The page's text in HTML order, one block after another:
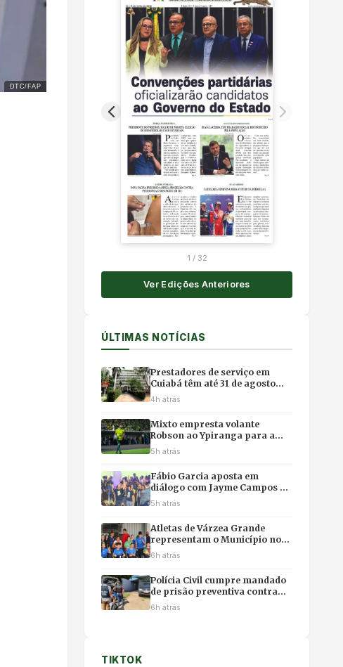
DTC/FAP
1 / 32
Ver Edições Anteriores
ÚLTIMAS NOTÍCIAS
Prestadores de serviço em
Cuiabá têm até 31 de agosto
para migrar para o emissor
4h atrás
Mixto empresta volante
Robson ao Ypiranga para a
reta final da Série C, mas
5h atrás
Fábio Garcia aposta em
diálogo com Jayme Campos e
Podemos para fortalecer
5h atrás
Atletas de Várzea Grande
representam o Município nos
Jogos Paralímpicos Escolares
6h atrás
Polícia Civil cumpre mandado
de prisão preventiva contra
investigado em Reserva do
6h atrás
TIKTOK